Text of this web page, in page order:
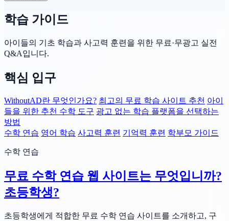
학습 가이드
아이들의 기초 학습과 사고력 훈련을 위한 무료·무광고 실전
Q&A입니다.
핵심 입구
WithoutAD란 무엇인가요? 최고의 무료 학습 사이트 추천 아이
들을 위한 추천 수학 도구 광고 없는 학습 플랫폼을 선택하는
방법
수학 연습 영어 학습 사고력 훈련 기억력 훈련 학부모 가이드
수학 연습
무료 수학 연습 웹 사이트는 무엇입니까?
초등학생?
초등학생에게 적합한 무료 수학 연습 사이트를 소개하고, 구